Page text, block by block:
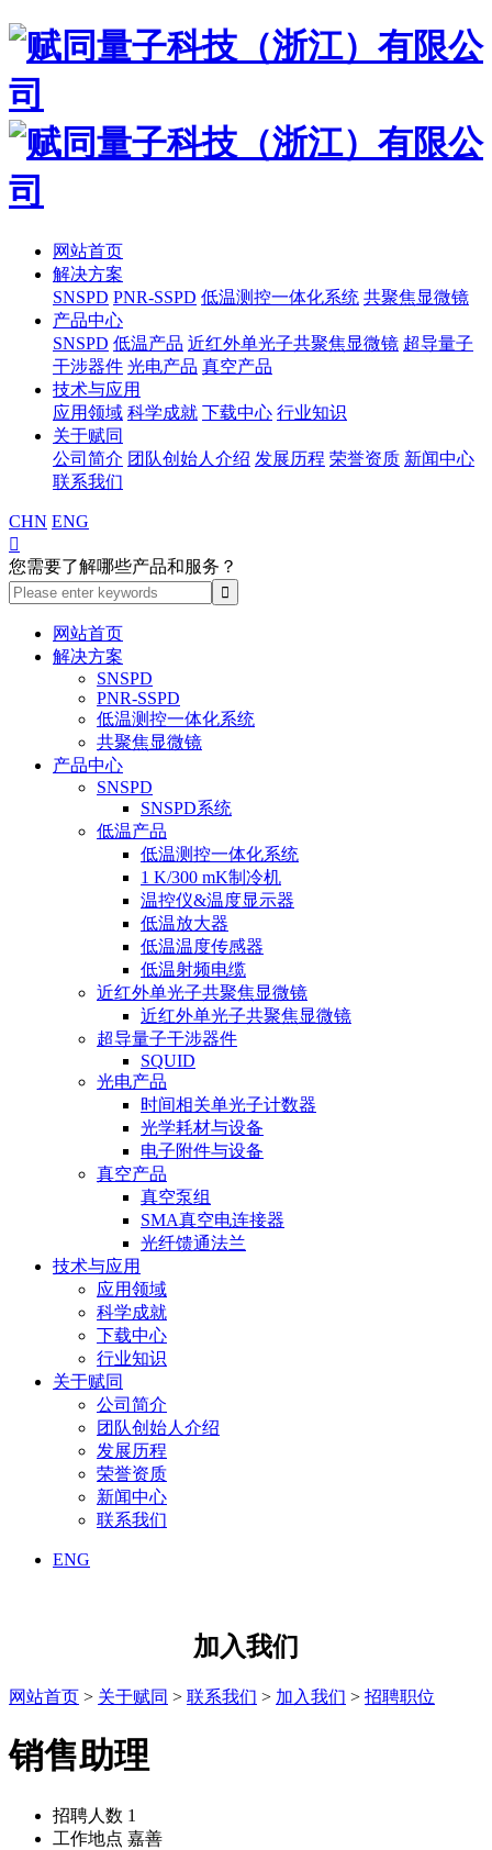
网站首页
解决方案
SNSPD PNR-SSPD 低温测控一体化系统 共聚焦显微镜
产品中心
SNSPD 低温产品 近红外单光子共聚焦显微镜 超导量子
干涉器件 光电产品 真空产品
技术与应用
应用领域 科学成就 下载中心 行业知识
关于赋同
公司简介 团队创始人介绍 发展历程 荣誉资质 新闻中心
联系我们
CHN ENG

您需要了解哪些产品和服务？
网站首页
解决方案
SNSPD
PNR-SSPD
低温测控一体化系统
共聚焦显微镜
产品中心
SNSPD
SNSPD系统
低温产品
低温测控一体化系统
1 K/300 mK制冷机
温控仪&温度显示器
低温放大器
低温温度传感器
低温射频电缆
近红外单光子共聚焦显微镜
近红外单光子共聚焦显微镜
超导量子干涉器件
SQUID
光电产品
时间相关单光子计数器
光学耗材与设备
电子附件与设备
真空产品
真空泵组
SMA真空电连接器
光纤馈通法兰
技术与应用
应用领域
科学成就
下载中心
行业知识
关于赋同
公司简介
团队创始人介绍
发展历程
荣誉资质
新闻中心
联系我们
ENG
加入我们
网站首页 > 关于赋同 > 联系我们 > 加入我们 > 招聘职位
销售助理
招聘人数 1
工作地点 嘉善